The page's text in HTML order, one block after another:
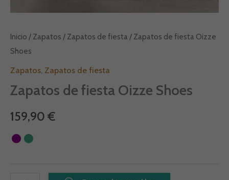
Inicio / Zapatos / Zapatos de fiesta / Zapatos de fiesta Oizze
Shoes
Zapatos Zapatos de fiesta
Zapatos de fiesta Oizze Shoes
159,90 €